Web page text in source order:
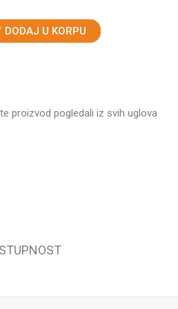
DODAJ U KORPU
proizvod pogledali iz svih uglova